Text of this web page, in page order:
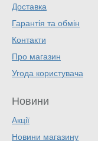
Доставка
Гарантія та обмін
Контакти
Про магазин
Угода користувача
Новини
Акції
Новини магазину